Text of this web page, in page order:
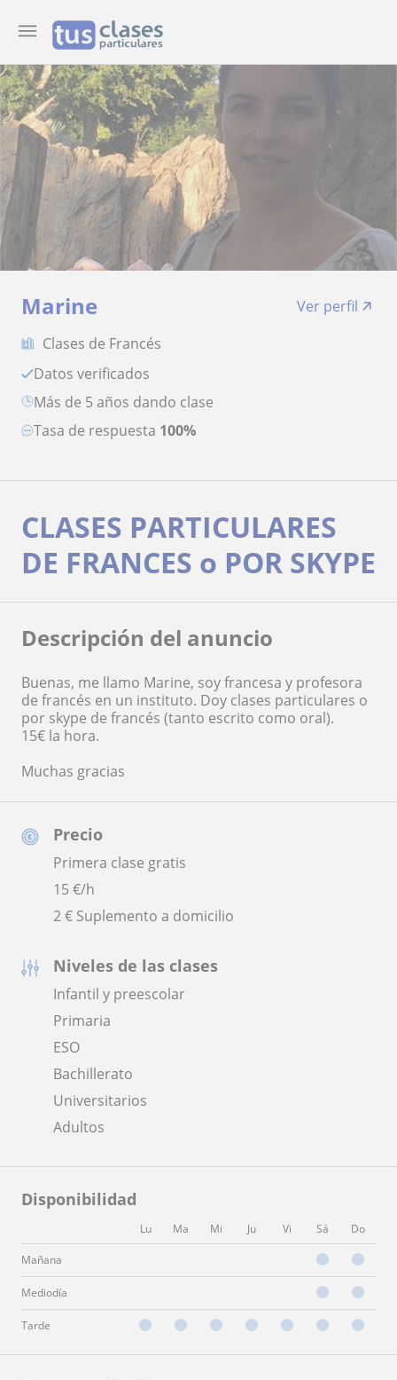
Marine
Ver perfil
Clases de Francés
Datos verificados
más de 5 años dando clase
Tasa de respuesta 100%
Precio
Primera clase gratis
15€/h
2 € Suplemento a domicilio
Niveles de las clases
Infantil y preescolar
Primaria
ESO
Bachillerato
Universitarios
Adultos
Disponibilidad
Lu Ma Mi Ju Vi Sá Do
Mañana
Mediodía
Tarde
CLASES PARTICULARES
DE FRANCES o POR SKYPE
Descripción del anuncio
Buenas, me llamo Marine, soy francesa y profesora
de francés en un instituto. Doy clases particulares o
por skype de francés (tanto escrito como oral).
15€ la hora.
Muchas gracias